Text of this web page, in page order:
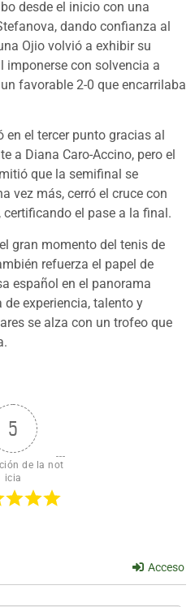
desde el inicio con una
dando confianza al
Ojio volvió a exhibir su
imponerse con solvencia a
favorable 2-0 que encarrilaba
el tercer punto gracias al
a Diana Caro-Accino, pero el
que la semifinal se
vez más, cerró el cruce con
el pase a la final.
gran momento del tenis de
refuerza el papel de
español en el panorama
experiencia, talento y
se alza con un trofeo que
5
de la not
icia
Acceso